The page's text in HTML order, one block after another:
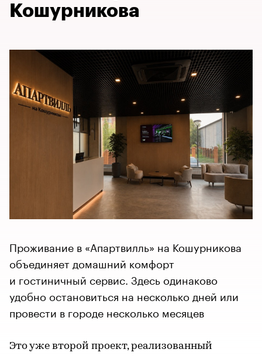
Кошурникова
Проживание в «Апартвилль» на Кошурникова
объединяет домашний комфорт
и гостиничный сервис. Здесь одинаково
удобно остановиться на несколько дней или
провести в городе несколько месяцев
Это уже второй проект, реализованный